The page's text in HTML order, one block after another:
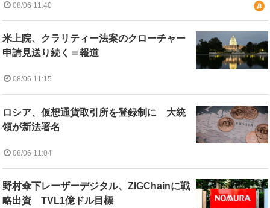
08/06 11:40
米上院、クラリティー法案のクローチャー
申請見送り続く＝報道
08/06 11:15
ロシア、仮想通貨取引所を登録制に 大統
領が新法署名
08/06 11:04
野村傘下レーザーデジタル、ZIGChainに戦
略出資 TVL1億ドル目標